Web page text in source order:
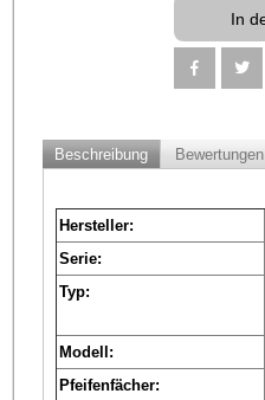
Beschreibung Bewertungen
Hersteller:
Serie:
Typ:
Modell:
Pfeifenfächer: